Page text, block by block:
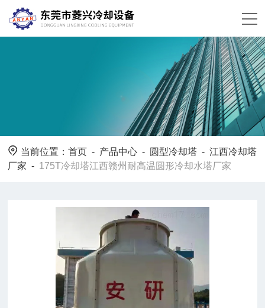
当前位置：首页 - 产品中心 - 圆型冷却塔 -江西冷却塔
厂家 - 175T冷却塔江西赣州耐高温圆形冷却水塔厂家